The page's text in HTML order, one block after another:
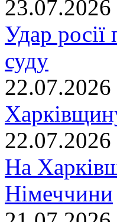
23.07.2026
Удар
суду
22.07.2026
22.07.2026
На
Німеччини